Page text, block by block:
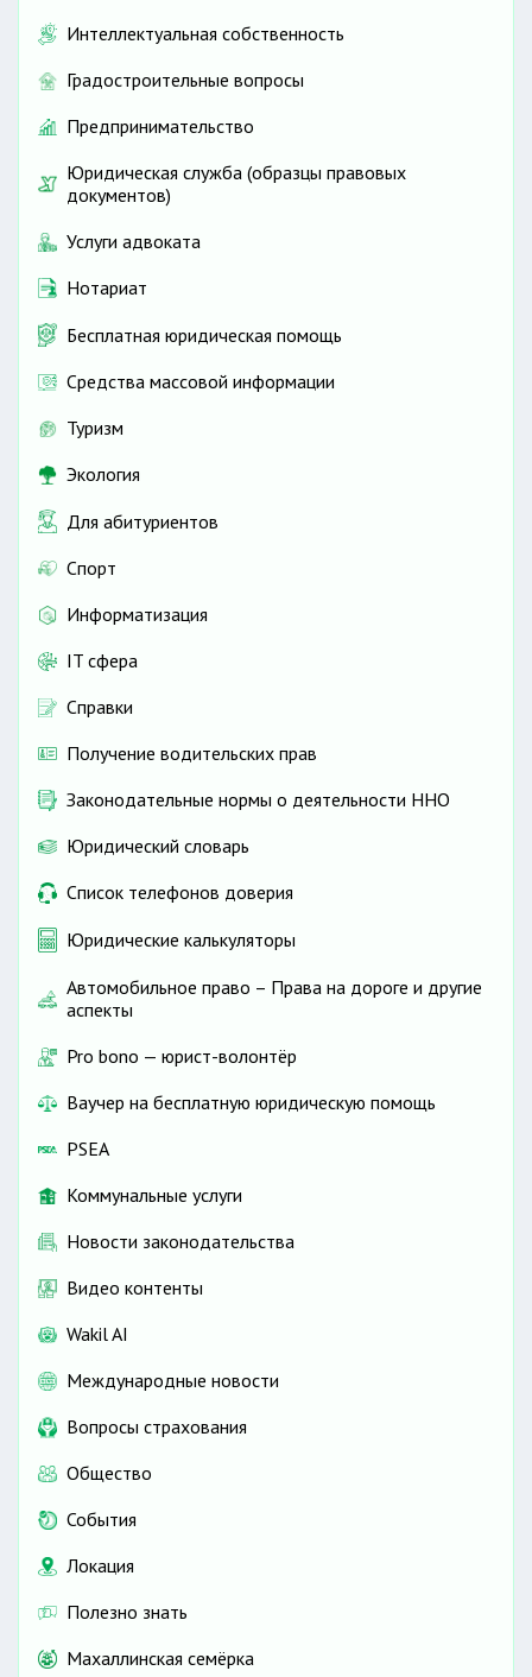
Интеллектуальная собственность
Градостроительные вопросы
Предпринимательство
Юридическая служба (образцы правовых
документов)
Услуги адвоката
Нотариат
Бесплатная юридическая помощь
Средства массовой информации
Туризм
Экология
Для абитуриентов
Спорт
Информатизация
IT сфера
Справки
Получение водительских прав
Законодательные нормы о деятельности ННО
Юридический словарь
Список телефонов доверия
Юридические калькуляторы
Автомобильное право – Права на дороге и другие
аспекты
Pro bono — юрист-волонтёр
Ваучер на бесплатную юридическую помощь
PSEA
Коммунальные услуги
Новости законодательства
Видео контенты
Wakil AI
Международные новости
Вопросы страхования
Общество
События
Локация
Полезно знать
Махаллинская семёрка